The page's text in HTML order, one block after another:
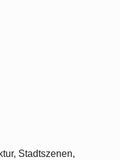
Stadtszenen,